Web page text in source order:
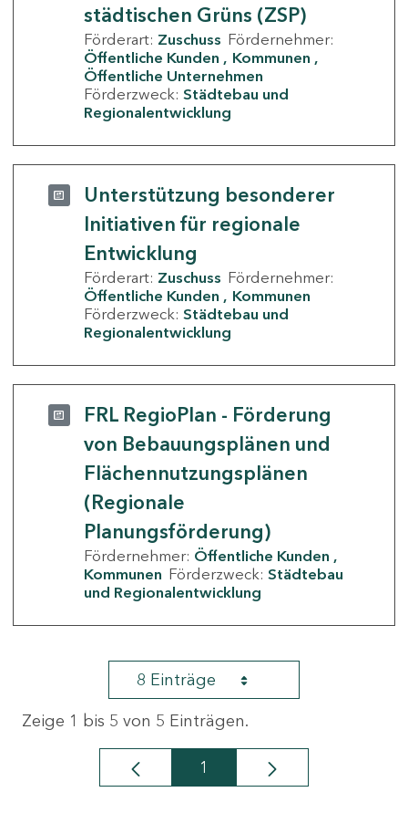
städtischen Grüns (ZSP)
Förderart: Zuschuss Fördernehmer:
Öffentliche Kunden
Kommunen
Öffentliche Unternehmen
Förderzweck: Städtebau und
Regionalentwicklung
Unterstützung besonderer
Initiativen für regionale
Entwicklung
Förderart: Zuschuss Fördernehmer:
Öffentliche Kunden
Kommunen
Förderzweck: Städtebau und
Regionalentwicklung
FRL RegioPlan - Förderung
von Bebauungsplänen und
Flächennutzungsplänen
(Regionale
Planungsförderung)
Fördernehmer: Öffentliche Kunden
Kommunen Förderzweck: Städtebau
und Regionalentwicklung
8 Einträge
Zeige 1 bis 5 von 5 Einträgen.
Seite
1